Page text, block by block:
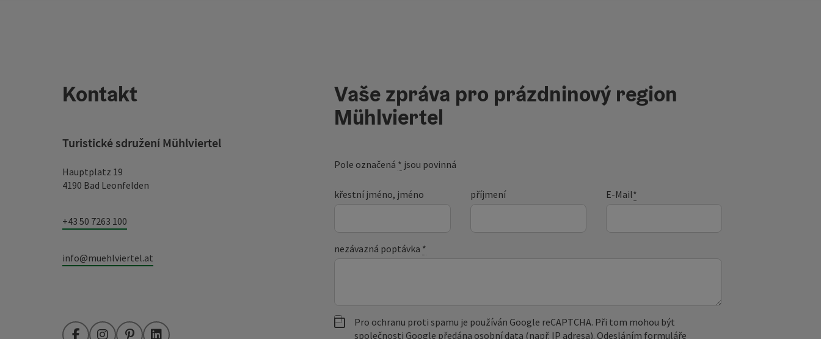
Kontakt
Turistické sdružení Mühlviertel
Hauptplatz 19
4190 Bad Leonfelden
+43 50 7263 100
info@muehlviertel.at
Vaše zpráva pro prázdninový region
Mühlviertel
Pole označená * jsou povinná
křestní jméno, jméno příjmení E-Mail*
nezávazná poptávka *
Pro ochranu proti spamu je používán Google reCAPTCHA. Při tom mohou být
společnosti Google předána osobní data (např. IP adresa). Odesláním formuláře